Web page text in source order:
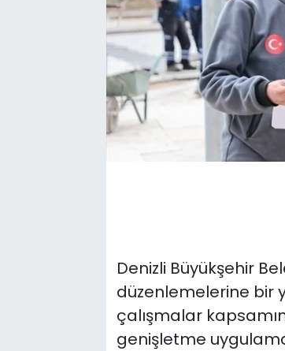
Denizli Büyükşehir
düzenlemelerine bir
çalışmalar
genişletme